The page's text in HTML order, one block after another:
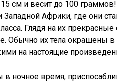
см и весит до 100
Западной Африки, где они
Глядя на их
Обычно их тела окрашены
на настоящие
ночное время,